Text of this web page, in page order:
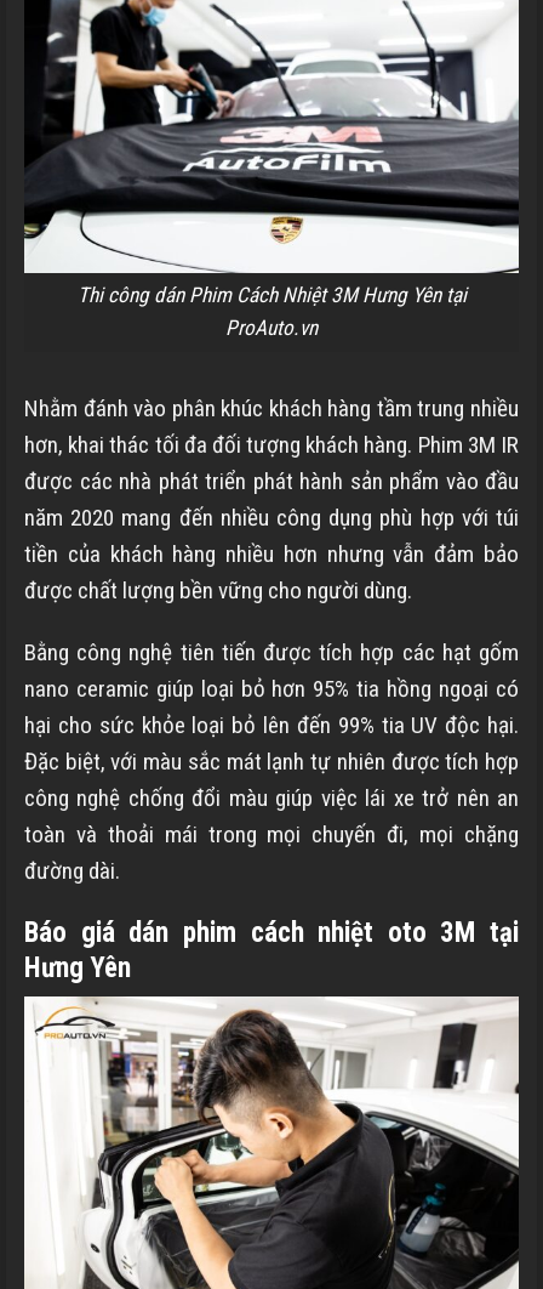
Thi công dán Phim Cách Nhiệt 3M Hưng Yên tại
ProAuto.vn
Nhằm đánh vào phân khúc khách hàng tầm trung nhiều
hơn, khai thác tối đa đối tượng khách hàng. Phim 3M IR
được các nhà phát triển phát hành sản phẩm vào đầu
năm 2020 mang đến nhiều công dụng phù hợp với túi
tiền của khách hàng nhiều hơn nhưng vẫn đảm bảo
được chất lượng bền vững cho người dùng.
Bằng công nghệ tiên tiến được tích hợp các hạt gốm
nano ceramic giúp loại bỏ hơn 95% tia hồng ngoại có
hại cho sức khỏe loại bỏ lên đến 99% tia UV độc hại.
Đặc biệt, với màu sắc mát lạnh tự nhiên được tích hợp
công nghệ chống đổi màu giúp việc lái xe trở nên an
toàn và thoải mái trong mọi chuyến đi, mọi chặng
đường dài.
Báo giá dán phim cách nhiệt oto 3M tại
Hưng Yên